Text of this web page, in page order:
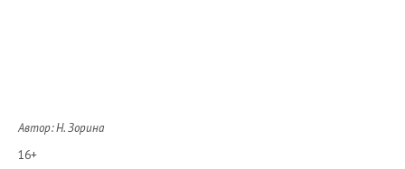
Автор: Н. Зорина
16+